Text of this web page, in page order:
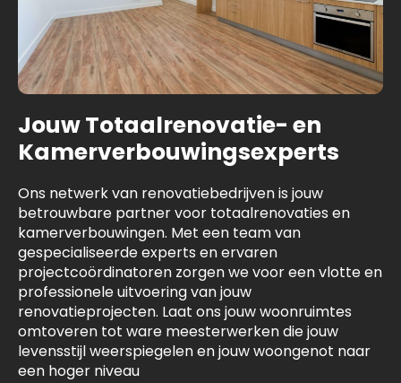
Jouw Totaalrenovatie- en
Kamerverbouwingsexperts
Ons netwerk van renovatiebedrijven is jouw
betrouwbare partner voor totaalrenovaties en
kamerverbouwingen. Met een team van
gespecialiseerde experts en ervaren
projectcoördinatoren zorgen we voor een vlotte en
professionele uitvoering van jouw
renovatieprojecten. Laat ons jouw woonruimtes
omtoveren tot ware meesterwerken die jouw
levensstijl weerspiegelen en jouw woongenot naar
een hoger niveau